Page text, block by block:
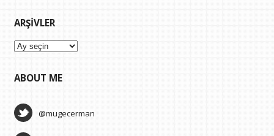
ARŞIVLER
Arşivler
ABOUT ME
@mugecerman